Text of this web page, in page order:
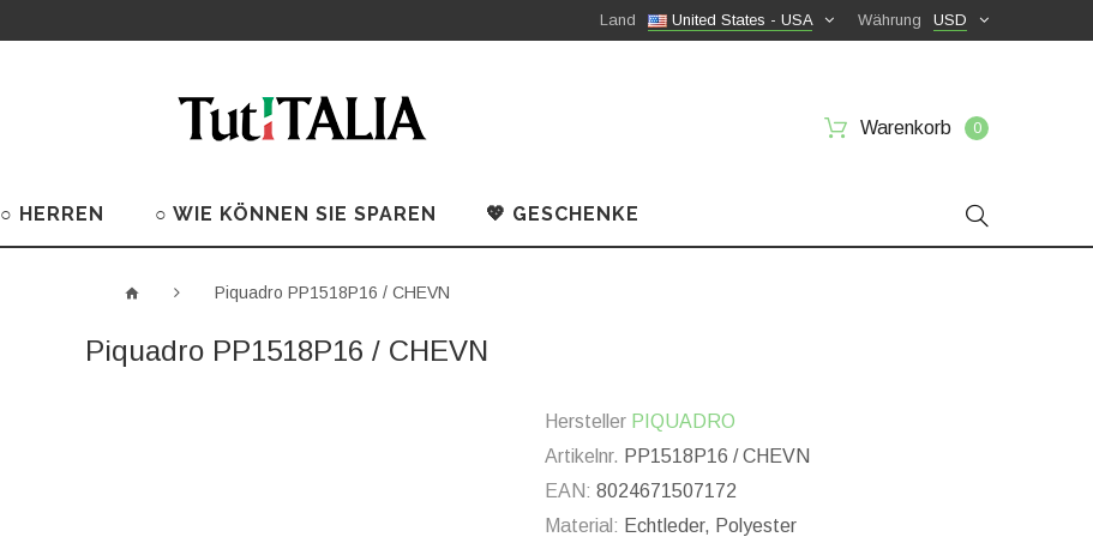
USD
Währung
United States - USA
Land
Warenkorb 0
○ HERREN ○ WIE KÖNNEN SIE SPAREN 💖 GESCHENKE
Piquadro PP1518P16 / CHEVN
Piquadro PP1518P16 / CHEVN
Hersteller PIQUADRO
Artikelnr. PP1518P16 / CHEVN
EAN: 8024671507172
Material: Echtleder, Polyester